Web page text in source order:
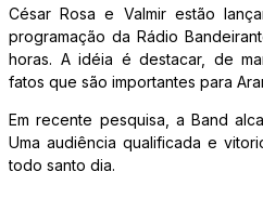
César Rosa e Valmir estão
programação da Rádio
horas. A idéia é destacar, de
fatos que são importantes para
Em recente pesquisa, a Band
Uma audiência qualificada e
todo santo dia.